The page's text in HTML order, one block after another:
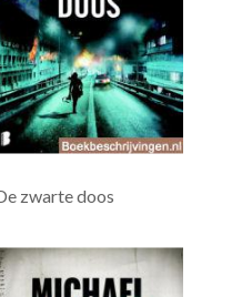
zwarte doos